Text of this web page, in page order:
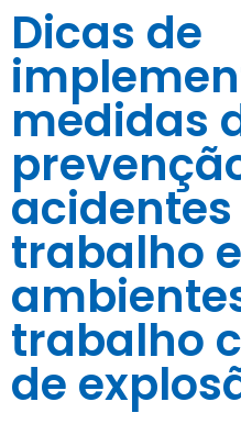
Dicas de
medidas
trabalho
trabalho
de